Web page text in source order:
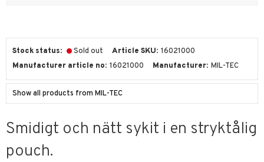
Stock status Sold out Article SKU 16021000
Manufacturer article no 16021000 Manufacturer MIL-TEC
Show all products from MIL-TEC
Smidigt och nätt sykit i en stryktålig
pouch.